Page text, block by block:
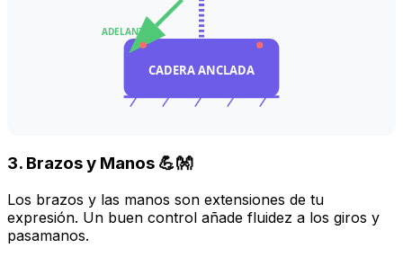
CADERA ANCLADA
ADELANTE
3. Brazos y Manos 💪👐
Los brazos y las manos son extensiones de tu
expresión. Un buen control añade fluidez a los giros y
pasamanos.